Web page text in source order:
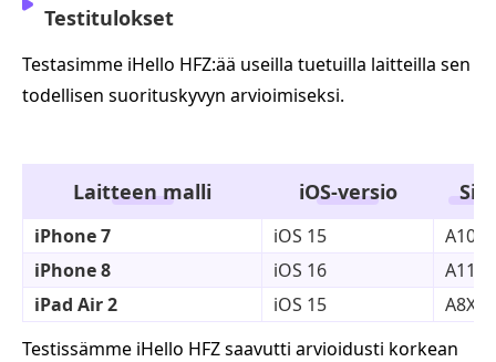
Testitulokset
Testasimme iHello HFZ:ää useilla tuetuilla laitteilla sen
todellisen suorituskyvyn arvioimiseksi.
Laitteen malli iOS-versio
iPhone 7 iOS 15
A10
iPhone 8
iOS 16
A11
iPad Air 2
iOS 15
A8X
Testissämme iHello HFZ saavutti arvioidusti korkean